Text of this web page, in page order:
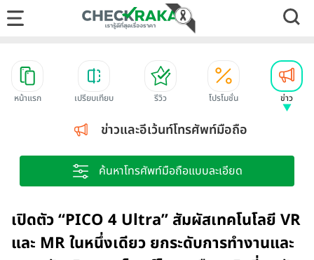
หน้าแรก เปรียบเทียบ รีวิว โปรโมชั่น ข่าว
ข่าวและอีเว้นท์โทรศัพท์มือถือ
ค้นหาโทรศัพท์มือถือแบบละเอียด
เปิดตัว “PICO 4 Ultra” สัมผัสเทคโนโลยี VR
และ MR ในหนึ่งเดียว ยกระดับการทำงานและ